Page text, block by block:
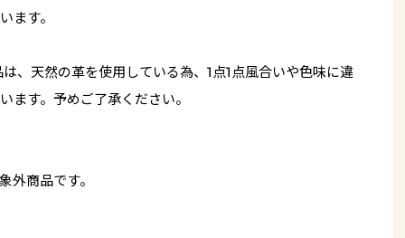
ます。
、天然の革を使用している為、1点1点風合いや色味に違
ます。予めご了承ください。
外商品です。